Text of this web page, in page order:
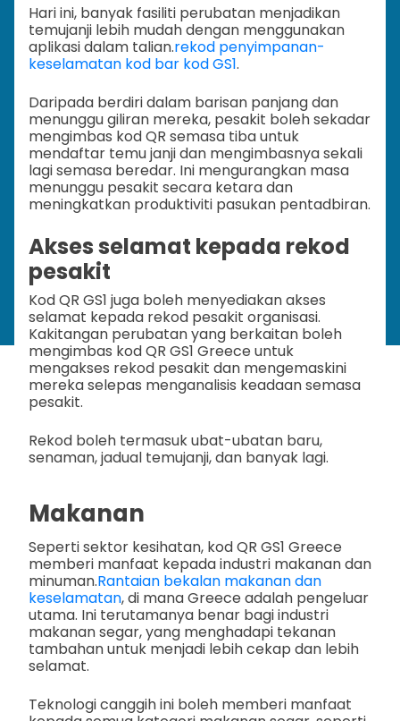
Hari ini, banyak fasiliti perubatan menjadikan
temujanji lebih mudah dengan menggunakan
aplikasi dalam talian.rekod penyimpanan-
keselamatan kod bar kod GS1.
Daripada berdiri dalam barisan panjang dan
menunggu giliran mereka, pesakit boleh sekadar
mengimbas kod QR semasa tiba untuk
mendaftar temu janji dan mengimbasnya sekali
lagi semasa beredar. Ini mengurangkan masa
menunggu pesakit secara ketara dan
meningkatkan produktiviti pasukan pentadbiran.
Akses selamat kepada rekod
pesakit
Kod QR GS1 juga boleh menyediakan akses
selamat kepada rekod pesakit organisasi.
Kakitangan perubatan yang berkaitan boleh
mengimbas kod QR GS1 Greece untuk
mengakses rekod pesakit dan mengemaskini
mereka selepas menganalisis keadaan semasa
pesakit.
Rekod boleh termasuk ubat-ubatan baru,
senaman, jadual temujanji, dan banyak lagi.
Makanan
Seperti sektor kesihatan, kod QR GS1 Greece
memberi manfaat kepada industri makanan dan
minuman.Rantaian bekalan makanan dan
keselamatan, di mana Greece adalah pengeluar
utama. Ini terutamanya benar bagi industri
makanan segar, yang menghadapi tekanan
tambahan untuk menjadi lebih cekap dan lebih
selamat.
Teknologi canggih ini boleh memberi manfaat